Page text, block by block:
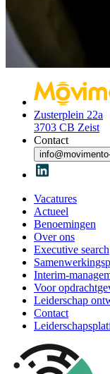
Zusterplein 22a
3703 CB Zeist
Contact
Vacatures
Actueel
Benoemingen
Over ons
Executive search
Interim-
Voor
Leiderschap
Contact